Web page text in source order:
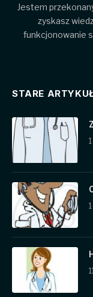
Jestem
zyskasz
funkcjonowanie
STARE